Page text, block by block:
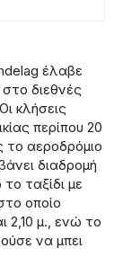
έλαβε
διεθνές
κλήσεις
περίπου 20
αεροδρόμιο
διαδρομή
ταξίδι με
οποίο
2,10 μ., ενώ το
να μπει